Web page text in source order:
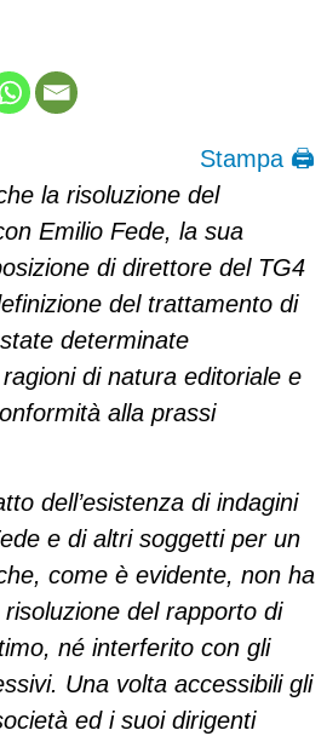
Stampa 🖨
la risoluzione del
Emilio Fede, la sua
di direttore del TG4
del trattamento di
determinate
di natura editoriale e
alla prassi
dell’esistenza di indagini
e di altri soggetti per un
come è evidente, non ha
del rapporto di
né interferito con gli
Una volta accessibili gli
ed i suoi dirigenti